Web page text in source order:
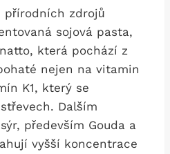
zdrojů
sojová pasta,
která pochází z
nejen na vitamin
K1, který se
Dalším
především Gouda a
vyšší koncentrace